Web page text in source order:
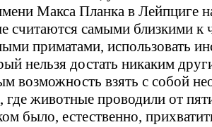
Макса Планка в Лейпциге
считаются самыми близкими к
приматами, использовать
нельзя достать никаким
возможность взять с собой
где животные проводили от
было, естественно,